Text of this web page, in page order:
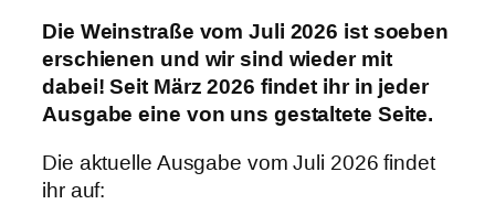
Die Weinstraße vom Juli 2026 ist soeben
erschienen und wir sind wieder mit
dabei! Seit März 2026 findet ihr in jeder
Ausgabe eine von uns gestaltete Seite.
Die aktuelle Ausgabe vom Juli 2026 findet
ihr auf: